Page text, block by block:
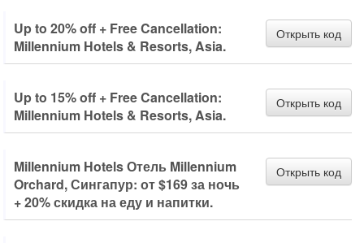
Up to 20% off + Free Cancellation:
Millennium Hotels & Resorts, Asia.
Открыть код
Up to 15% off + Free Cancellation:
Millennium Hotels & Resorts, Asia.
Открыть код
Millennium Hotels Отель Millennium
Orchard, Сингапур: от $169 за ночь
+ 20% скидка на еду и напитки.
Открыть код